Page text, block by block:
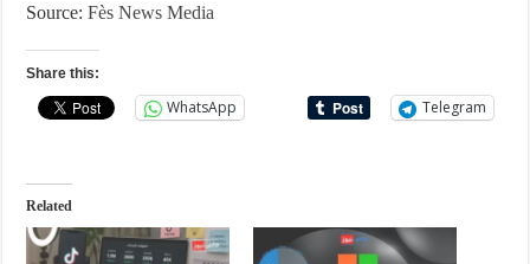
Source:Fès News Media
Share this:
WhatsApp Telegram
Related